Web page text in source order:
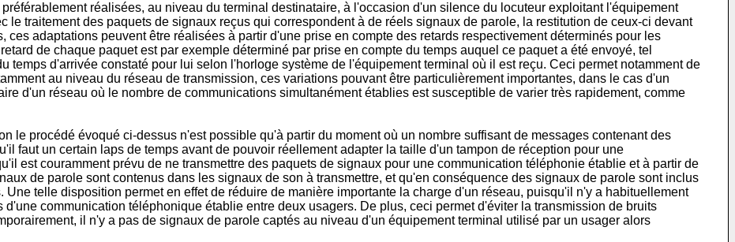
réalisées, au niveau du terminal destinataire, à l'occasion d'un silence du locuteur exploitant l'équipement
le traitement des paquets de signaux reçus qui correspondent à de réels signaux de parole, la restitution de ceux-ci devant
adaptations peuvent être réalisées à partir d'une prise en compte des retards respectivement déterminés pour les
de chaque paquet est par exemple déterminé par prise en compte du temps auquel ce paquet a été envoyé, tel
temps d'arrivée constaté pour lui selon l'horloge système de l'équipement terminal où il est reçu. Ceci permet notamment de
au niveau du réseau de transmission, ces variations pouvant être particulièrement importantes, dans le cas d'un
d'un réseau où le nombre de communications simultanément établies est susceptible de varier très rapidement, comme
le procédé évoqué ci-dessus n'est possible qu'à partir du moment où un nombre suffisant de messages contenant des
faut un certain laps de temps avant de pouvoir réellement adapter la taille d'un tampon de réception pour une
est couramment prévu de ne transmettre des paquets de signaux pour une communication téléphonie établie et à partir de
de parole sont contenus dans les signaux de son à transmettre, et qu'en conséquence des signaux de parole sont inclus
telle disposition permet en effet de réduire de manière importante la charge d'un réseau, puisqu'il n'y a habituellement
communication téléphonique établie entre deux usagers. De plus, ceci permet d'éviter la transmission de bruits
il n'y a pas de signaux de parole captés au niveau d'un équipement terminal utilisé par un usager alors